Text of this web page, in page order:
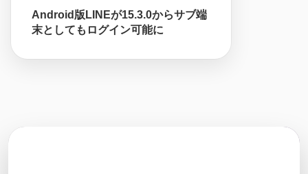
Android版LINEが15.3.0からサブ端
末としてもログイン可能に